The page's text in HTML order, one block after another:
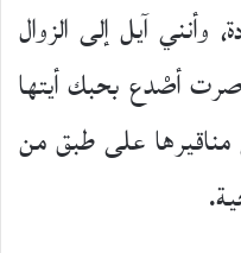
وأنني آيل إلى الزوال
أصْدع بحبك أيتها
مناقيرها على طبق من